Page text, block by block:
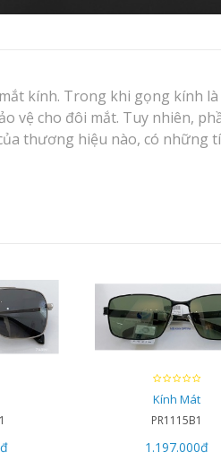
kính. Trong khi gọng kính
vệ cho đôi mắt. Tuy nhiên,
thương hiệu nào, có những
đ
Kính Mát
PR1115B1
1.197.000đ